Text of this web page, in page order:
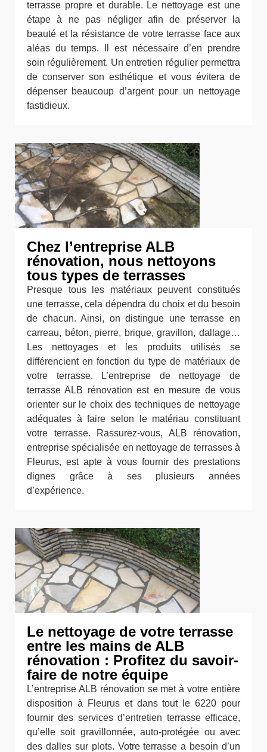
terrasse propre et durable. Le nettoyage est une
étape à ne pas négliger afin de préserver la
beauté et la résistance de votre terrasse face aux
aléas du temps. Il est nécessaire d’en prendre
soin régulièrement. Un entretien régulier permettra
de conserver son esthétique et vous évitera de
dépenser beaucoup d’argent pour un nettoyage
fastidieux.
Chez l’entreprise ALB
rénovation, nous nettoyons
tous types de terrasses
Presque tous les matériaux peuvent constitués
une terrasse, cela dépendra du choix et du besoin
de chacun. Ainsi, on distingue une terrasse en
carreau, béton, pierre, brique, gravillon, dallage…
Les nettoyages et les produits utilisés se
différencient en fonction du type de matériaux de
votre terrasse. L’entreprise de nettoyage de
terrasse ALB rénovation est en mesure de vous
orienter sur le choix des techniques de nettoyage
adéquates à faire selon le matériau constituant
votre terrasse. Rassurez-vous, ALB rénovation,
entreprise spécialisée en nettoyage de terrasses à
Fleurus, est apte à vous fournir des prestations
dignes grâce à ses plusieurs années
d’expérience.
Le nettoyage de votre terrasse
entre les mains de ALB
rénovation : Profitez du savoir-
faire de notre équipe
L’entreprise ALB rénovation se met à votre entière
disposition à Fleurus et dans tout le 6220 pour
fournir des services d’entretien terrasse efficace,
qu’elle soit gravillonnée, auto-protégée ou avec
des dalles sur plots. Votre terrasse a besoin d’un